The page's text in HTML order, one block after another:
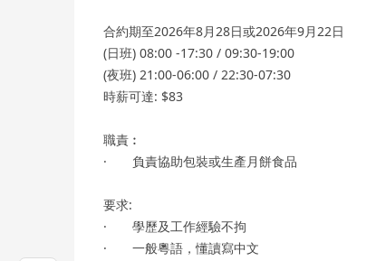
合約期至2026年8月28日或2026年9月22日
(日班) 08:00 -17:30 / 09:30-19:00
(夜班) 21:00-06:00 / 22:30-07:30
時薪可達: $83
職責︰
· 負責協助包裝或生產月餅食品
要求:
· 學歷及工作經驗不拘
· 一般粵語，懂讀寫中文